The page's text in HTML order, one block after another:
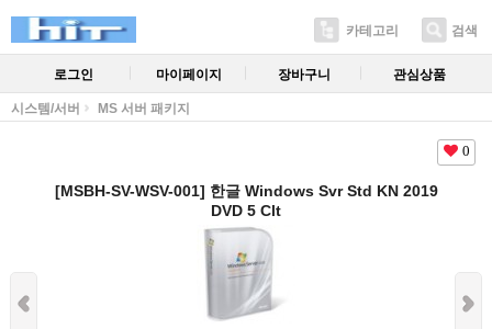
카테고리 검색
로그인 마이페이지 장바구니 관심상품
시스템/서버 MS 서버 패키지
0
[MSBH-SV-WSV-001] 한글 Windows Svr Std KN 2019
DVD 5 Clt